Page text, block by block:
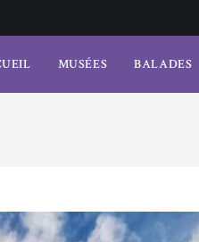
MUSÉES BALADES